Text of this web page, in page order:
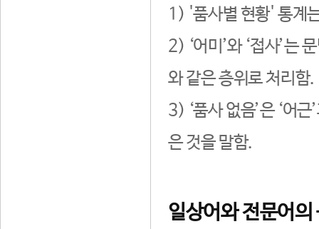
1) '품사별 현황' 통계
2) ‘어미’와 ‘접사’는
와 같은 층위로 처리함.
3) ‘품사 없음’은 ‘어
은 것을 말함.
일상어와 전문어의